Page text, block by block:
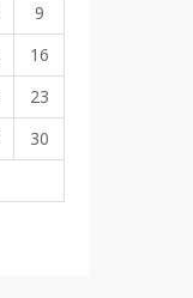
9
16
23
30